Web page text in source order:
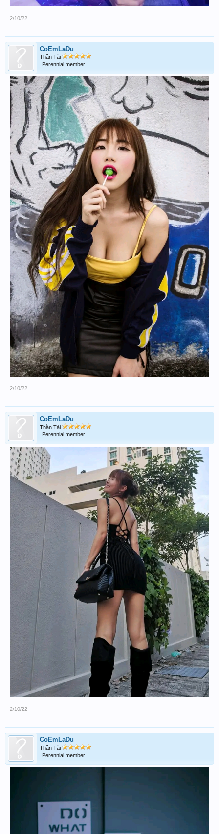
2/10/22
CoEmLaDu
Thần Tài
Perennial member
2/10/22
CoEmLaDu
Thần Tài
Perennial member
2/10/22
CoEmLaDu
Thần Tài
Perennial member